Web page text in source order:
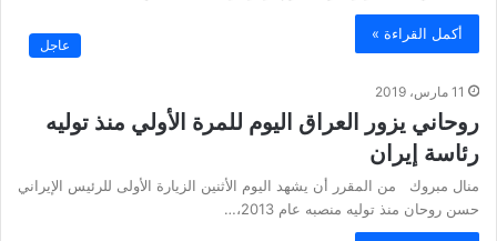
أكمل القراءة »
عاجل
11 مارس، 2019
روحاني يزور العراق اليوم للمرة الأولي منذ توليه
رئاسة إيران
منال مبروك من المقرر أن يشهد اليوم الأثنين الزيارة الأولى للرئيس الإيراني
حسن روحان منذ توليه منصبه عام 2013،…